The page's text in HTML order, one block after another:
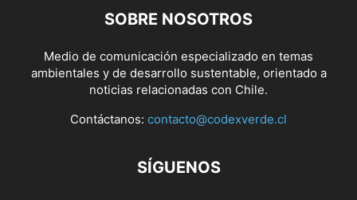
SOBRE NOSOTROS
Medio de comunicación especializado en temas
ambientales y de desarrollo sustentable, orientado a
noticias relacionadas con Chile.
Contáctanos: contacto@codexverde.cl
SÍGUENOS